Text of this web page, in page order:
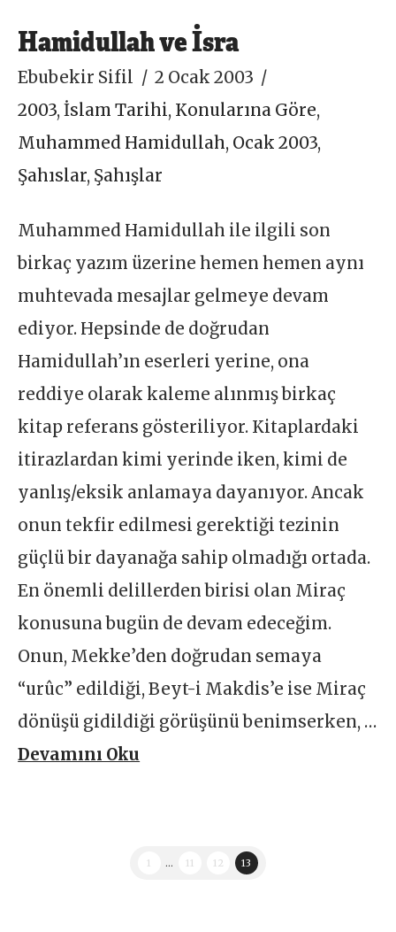
Hamidullah ve İsra
Ebubekir Sifil
2 Ocak 2003
2003,İslam Tarihi, Konularına Göre,
Muhammed Hamidullah, Ocak 2003,
Şahıslar, Şahışlar
Muhammed Hamidullah ile ilgili son
birkaç yazım üzerine hemen hemen aynı
muhtevada mesajlar gelmeye devam
ediyor. Hepsinde de doğrudan
Hamidullah’ın eserleri yerine, ona
reddiye olarak kaleme alınmış birkaç
kitap referans gösteriliyor. Kitaplardaki
itirazlardan kimi yerinde iken, kimi de
yanlış/eksik anlamaya dayanıyor. Ancak
onun tekfir edilmesi gerektiği tezinin
güçlü bir dayanağa sahip olmadığı ortada.
En önemli delillerden birisi olan Miraç
konusuna bugün de devam edeceğim.
Onun, Mekke’den doğrudan semaya
“urûc” edildiği, Beyt-i Makdis’e ise Miraç
dönüşü gidildiği görüşünü benimserken, …
Devamını Oku
1 ... 11 12 13